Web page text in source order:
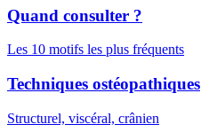
Quand consulter ?
Les 10 motifs les plus fréquents
Techniques ostéopathiques
Structurel, viscéral, crânien